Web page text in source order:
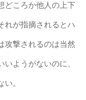
どころか他人の上下
れが指摘されるとハ
攻撃されるのは当然
ようがないのに、
。